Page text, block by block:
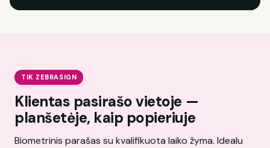
TIK ZEBRASIGN
Klientas pasirašo vietoje —
planšetėje, kaip popieriuje
Biometrinis parašas su kvalifikuota laiko žyma. Idealu